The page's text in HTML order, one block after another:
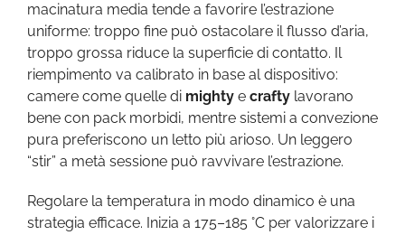
macinatura media tende a favorire l’estrazione
uniforme: troppo fine può ostacolare il flusso d’aria,
troppo grossa riduce la superficie di contatto. Il
riempimento va calibrato in base al dispositivo:
camere come quelle di mighty e crafty lavorano
bene con pack morbidi, mentre sistemi a convezione
pura preferiscono un letto più arioso. Un leggero
“stir” a metà sessione può ravvivare l’estrazione.
Regolare la temperatura in modo dinamico è una
strategia efficace. Inizia a 175–185 °C per valorizzare i